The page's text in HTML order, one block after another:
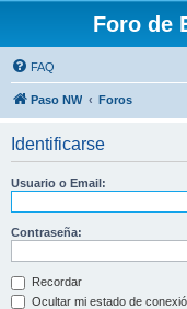
Foro de
FAQ
Paso NW Foros
Identificarse
Usuario o Email:
Contraseña:
Recordar
Ocultar mi estado de